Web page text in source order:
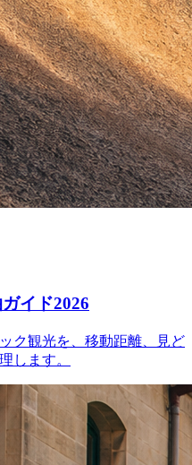
イド2026
ク観光を、移動距離、見ど
します。